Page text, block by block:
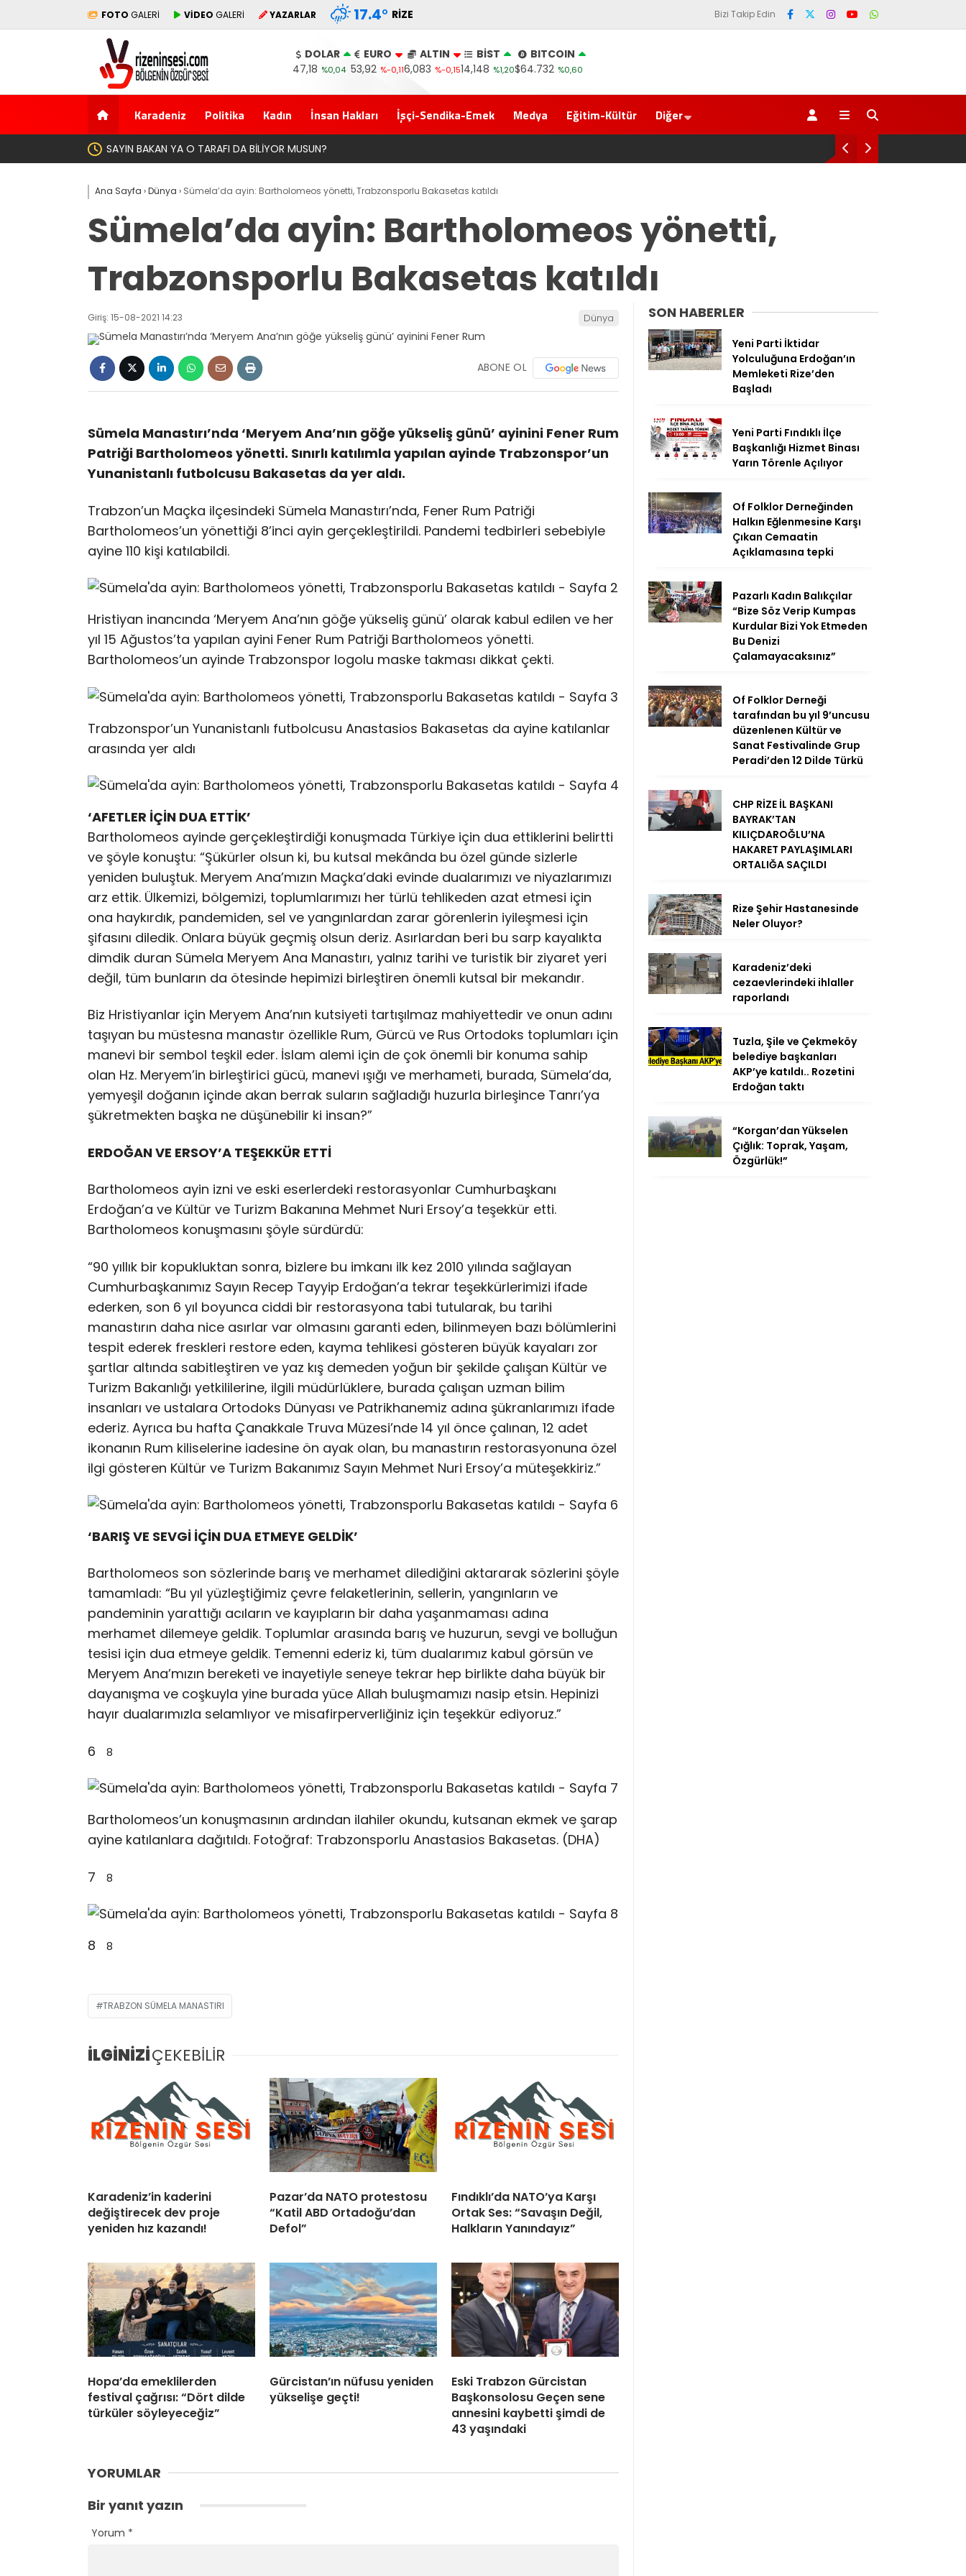
FOTO GALERİ VİDEO GALERİ YAZARLAR 17.4° RIZE Bizi Takip Edin
DOLAR
47,18 %0,04
EURO
53,92 %-0,11
ALTIN
6,083 %-0,15
BİST
14,148 %1,20
BITCOIN
$64.732 %0,60
Karadeniz Politika Kadın İnsan Hakları İşçi-Sendika-Emek Medya Eğitim-Kültür Diğer
Yeni Parti İktidar Yolculuğuna Erdoğan’ın Memleketi Rize’den Başladı
Ana Sayfa ›Dünya › Sümela’da ayin: Bartholomeos yönetti, Trabzonsporlu Bakasetas katıldı
Sümela’da ayin: Bartholomeos yönetti,
Trabzonsporlu Bakasetas katıldı
Giriş: 15-08-2021 14:23 Dünya
ABONE OL
Sümela Manastırı’nda ‘Meryem Ana’nın göğe yükseliş günü’ ayinini Fener Rum
Patriği Bartholomeos yönetti. Sınırlı katılımla yapılan ayinde Trabzonspor’un
Yunanistanlı futbolcusu Bakasetas da yer aldı.
Trabzon’un Maçka ilçesindeki Sümela Manastırı’nda, Fener Rum Patriği
Bartholomeos’un yönettiği 8’inci ayin gerçekleştirildi. Pandemi tedbirleri sebebiyle
ayine 110 kişi katılabildi.
Hristiyan inancında ‘Meryem Ana’nın göğe yükseliş günü’ olarak kabul edilen ve her
yıl 15 Ağustos’ta yapılan ayini Fener Rum Patriği Bartholomeos yönetti.
Bartholomeos’un ayinde Trabzonspor logolu maske takması dikkat çekti.
Trabzonspor’un Yunanistanlı futbolcusu Anastasios Bakasetas da ayine katılanlar
arasında yer aldı
‘AFETLER İÇİN DUA ETTİK’
Bartholomeos ayinde gerçekleştirdiği konuşmada Türkiye için dua ettiklerini belirtti
ve şöyle konuştu: “Şükürler olsun ki, bu kutsal mekânda bu özel günde sizlerle
yeniden buluştuk. Meryem Αna’mızın Maçka’daki evinde dualarımızı ve niyazlarımızı
arz ettik. Ülkemizi, bölgemizi, toplumlarımızı her türlü tehlikeden azat etmesi için
ona haykırdık, pandemiden, sel ve yangınlardan zarar görenlerin iyileşmesi için
şifasını diledik. Onlara büyük geçmiş olsun deriz. Asırlardan beri bu sarp kayalıkta
dimdik duran Sümela Meryem Ana Manastırı, yalnız tarihi ve turistik bir ziyaret yeri
değil, tüm bunların da ötesinde hepimizi birleştiren önemli kutsal bir mekandır.
Biz Hristiyanlar için Meryem Ana’nın kutsiyeti tartışılmaz mahiyettedir ve onun adını
taşıyan bu müstesna manastır özellikle Rum, Gürcü ve Rus Ortodoks toplumları için
manevi bir sembol teşkil eder. İslam alemi için de çok önemli bir konuma sahip
olan Hz. Meryem’in birleştirici gücü, manevi ışığı ve merhameti, burada, Sümela’da,
yemyeşil doğanın içinde akan berrak suların sağladığı huzurla birleşince Tanrı’ya
şükretmekten başka ne düşünebilir ki insan?”
ERDOĞAN VE ERSOY’A TEŞEKKÜR ETTİ
Bartholomeos ayin izni ve eski eserlerdeki restorasyonlar Cumhurbaşkanı
Erdoğan’a ve Kültür ve Turizm Bakanına Mehmet Nuri Ersoy’a teşekkür etti.
Bartholomeos konuşmasını şöyle sürdürdü:
“90 yıllık bir kopukluktan sonra, bizlere bu imkanı ilk kez 2010 yılında sağlayan
Cumhurbaşkanımız Sayın Recep Tayyip Erdoğan’a tekrar teşekkürlerimizi ifade
ederken, son 6 yıl boyunca ciddi bir restorasyona tabi tutularak, bu tarihi
manastırın daha nice asırlar var olmasını garanti eden, bilinmeyen bazı bölümlerini
tespit ederek freskleri restore eden, kayma tehlikesi gösteren büyük kayaları zor
şartlar altında sabitleştiren ve yaz kış demeden yoğun bir şekilde çalışan Kültür ve
Turizm Bakanlığı yetkililerine, ilgili müdürlüklere, burada çalışan uzman bilim
insanları ve ustalara Ortodoks Dünyası ve Patrikhanemiz adına şükranlarımızı ifade
ederiz. Ayrıca bu hafta Çanakkale Truva Müzesi’nde 14 yıl önce çalınan, 12 adet
ikonanın Rum kiliselerine iadesine ön ayak olan, bu manastırın restorasyonuna özel
ilgi gösteren Kültür ve Turizm Bakanımız Sayın Mehmet Nuri Ersoy’a müteşekkiriz.”
‘BARIŞ VE SEVGİ İÇİN DUA ETMEYE GELDİK’
Bartholomeos son sözlerinde barış ve merhamet dilediğini aktararak sözlerini şöyle
tamamladı: “Bu yıl yüzleştiğimiz çevre felaketlerinin, sellerin, yangınların ve
pandeminin yarattığı acıların ve kayıpların bir daha yaşanmaması adına
merhamet dilemeye geldik. Toplumlar arasında barış ve huzurun, sevgi ve bolluğun
tesisi için dua etmeye geldik. Temenni ederiz ki, tüm dualarımız kabul görsün ve
Meryem Ana’mızın bereketi ve inayetiyle seneye tekrar hep birlikte daha büyük bir
dayanışma ve coşkuyla yine burada yüce Allah buluşmamızı nasip etsin. Hepinizi
hayır dualarımızla selamlıyor ve misafirperverliğiniz için teşekkür ediyoruz.”
6 8
Bartholomeos’un konuşmasının ardından ilahiler okundu, kutsanan ekmek ve şarap
ayine katılanlara dağıtıldı. Fotoğraf: Trabzonsporlu Anastasios Bakasetas. (DHA)
7 8
8 8
TRABZON SÜMELA MANASTIRI
İLGİNİZİÇEKEBİLİR
Karadeniz’in kaderini
değiştirecek dev proje
yeniden hız kazandı!
Pazar’da NATO protestosu
“Katil ABD Ortadoğu’dan
Defol”
Fındıklı’da NATO’ya Karşı
Ortak Ses: “Savaşın Değil,
Halkların Yanındayız”
Hopa’da emeklilerden
festival çağrısı: “Dört dilde
türküler söyleyeceğiz”
Gürcistan’ın nüfusu yeniden
yükselişe geçti!
Eski Trabzon Gürcistan
Başkonsolosu Geçen sene
annesini kaybetti şimdi de
43 yaşındaki
YORUMLAR
Bir yanıt yazın
Yorum *
SON HABERLER
Yeni Parti İktidar
Yolculuğuna Erdoğan’ın
Memleketi Rize’den
Başladı
Yeni Parti Fındıklı İlçe
Başkanlığı Hizmet Binası
Yarın Törenle Açılıyor
Of Folklor Derneğinden
Halkın Eğlenmesine Karşı
Çıkan Cemaatin
Açıklamasına tepki
Pazarlı Kadın Balıkçılar
“Bize Söz Verip Kumpas
Kurdular Bizi Yok Etmeden
Bu Denizi
Çalamayacaksınız”
Of Folklor Derneği
tarafından bu yıl 9’uncusu
düzenlenen Kültür ve
Sanat Festivalinde Grup
Peradi’den 12 Dilde Türkü
CHP RİZE İL BAŞKANI
BAYRAK’TAN
KILIÇDAROĞLU’NA
HAKARET PAYLAŞIMLARI
ORTALIĞA SAÇILDI
Rize Şehir Hastanesinde
Neler Oluyor?
Karadeniz’deki
cezaevlerindeki ihlaller
raporlandı
Tuzla, Şile ve Çekmeköy
belediye başkanları
AKP’ye katıldı.. Rozetini
Erdoğan taktı
“Korgan’dan Yükselen
Çığlık: Toprak, Yaşam,
Özgürlük!”